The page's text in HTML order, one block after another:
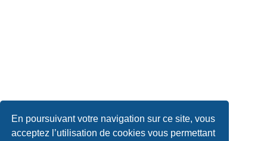
En poursuivant votre navigation sur ce site, vous
acceptez l’utilisation de cookies vous permettant